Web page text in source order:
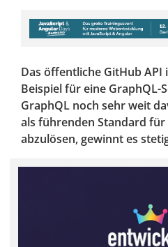
Das öffentliche GitHub
Beispiel für eine GraphQL-
GraphQL noch sehr weit
als führenden Standard
abzulösen, gewinnt es